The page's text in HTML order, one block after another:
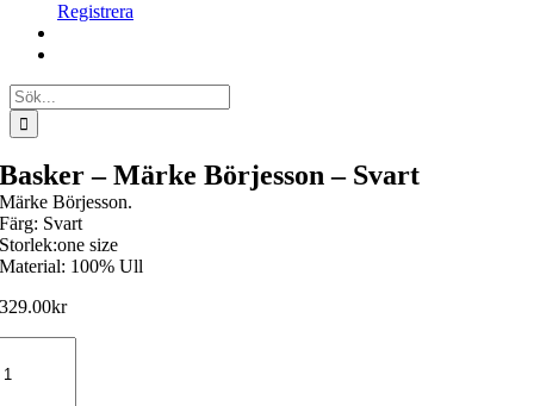
Registrera
Sök
efter:
Basker – Märke Börjesson – Svart
Märke Börjesson.
Färg: Svart
Storlek:one size
Material: 100% Ull
329.00kr